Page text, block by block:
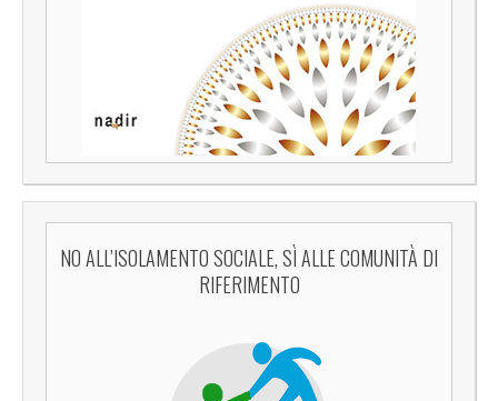
NO ALL’ISOLAMENTO SOCIALE, SÌ ALLE COMUNITÀ DI
RIFERIMENTO